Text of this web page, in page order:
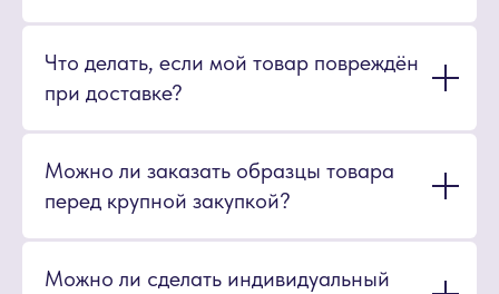
Что делать, если мой товар повреждён
при доставке?
Можно ли заказать образцы товара
перед крупной закупкой?
Можно ли сделать индивидуальный